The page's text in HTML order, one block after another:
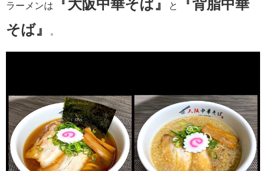
ラーメンは 『大阪中華そば』 と
『背脂中華
そば』